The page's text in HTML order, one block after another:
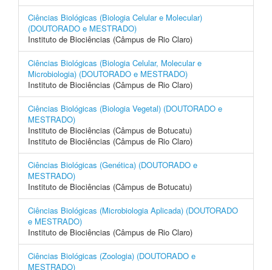
Ciências Biológicas (Biologia Celular e Molecular)
(DOUTORADO e MESTRADO)
Instituto de Biociências (Câmpus de Rio Claro)
Ciências Biológicas (Biologia Celular, Molecular e
Microbiologia) (DOUTORADO e MESTRADO)
Instituto de Biociências (Câmpus de Rio Claro)
Ciências Biológicas (Biologia Vegetal) (DOUTORADO e
MESTRADO)
Instituto de Biociências (Câmpus de Botucatu)
Instituto de Biociências (Câmpus de Rio Claro)
Ciências Biológicas (Genética) (DOUTORADO e
MESTRADO)
Instituto de Biociências (Câmpus de Botucatu)
Ciências Biológicas (Microbiologia Aplicada) (DOUTORADO
e MESTRADO)
Instituto de Biociências (Câmpus de Rio Claro)
Ciências Biológicas (Zoologia) (DOUTORADO e
MESTRADO)